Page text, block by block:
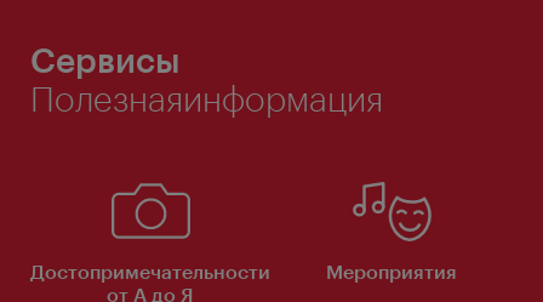
Сервисы
Полезнаяинформация
Достопримечательности
от А до Я
Мероприятия